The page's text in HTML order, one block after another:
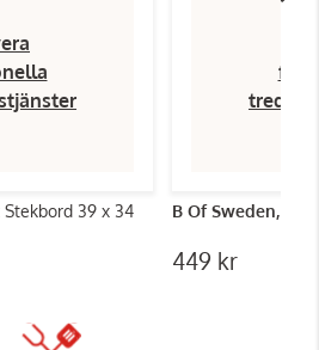
39 x 34
B Of Sweden,
449 kr